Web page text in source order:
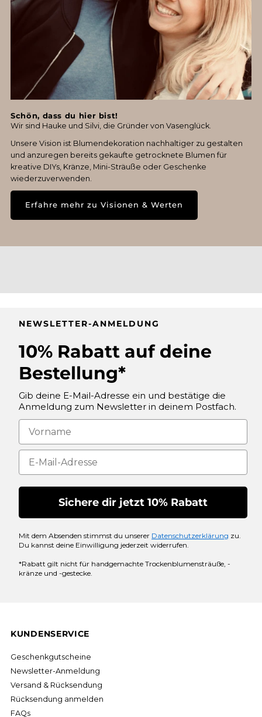
Schön, dass du hier bist!
Wir sind Hauke und Silvi, die Gründer von Vasenglück.
Unsere Vision ist Blumendekoration nachhaltiger zu gestalten
und anzuregen bereits gekaufte getrocknete Blumen für
kreative DIYs, Kränze, Mini-Sträuße oder Geschenke
wiederzuverwenden.
Erfahre mehr zu Visionen & Werten
NEWSLETTER-ANMELDUNG
10% Rabatt auf deine
Bestellung*
Gib deine E-Mail-Adresse ein und bestätige die
Anmeldung zum Newsletter in deinem Postfach.
Sichere dir jetzt 10% Rabatt
Mit dem Absenden stimmst du unserer Datenschutzerklärung zu.
Du kannst deine Einwilligung jederzeit widerrufen.
*Rabatt gilt nicht für handgemachte Trockenblumensträuße, -
kränze und -gestecke.
KUNDENSERVICE
Geschenkgutscheine
Newsletter-Anmeldung
Versand & Rücksendung
Rücksendung anmelden
FAQs